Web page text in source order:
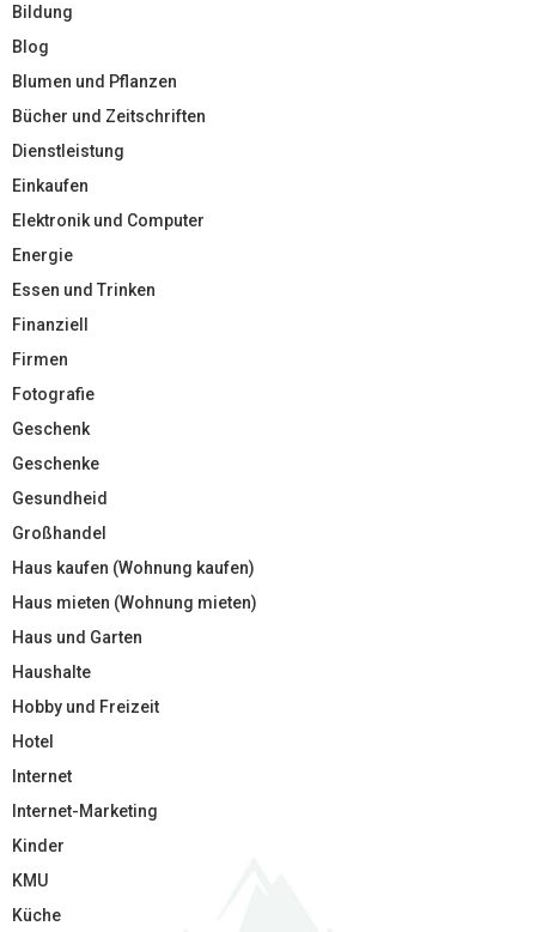
Bildung
Blog
Blumen und Pflanzen
Bücher und Zeitschriften
Dienstleistung
Einkaufen
Elektronik und Computer
Energie
Essen und Trinken
Finanziell
Firmen
Fotografie
Geschenk
Geschenke
Gesundheid
Großhandel
Haus kaufen (Wohnung kaufen)
Haus mieten (Wohnung mieten)
Haus und Garten
Haushalte
Hobby und Freizeit
Hotel
Internet
Internet-Marketing
Kinder
KMU
Küche